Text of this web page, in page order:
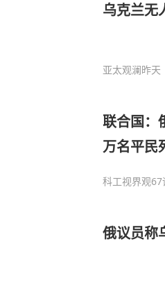
乌克兰无
亚太观澜昨天
联合国：
万名平民
科工视界观67
俄议员称